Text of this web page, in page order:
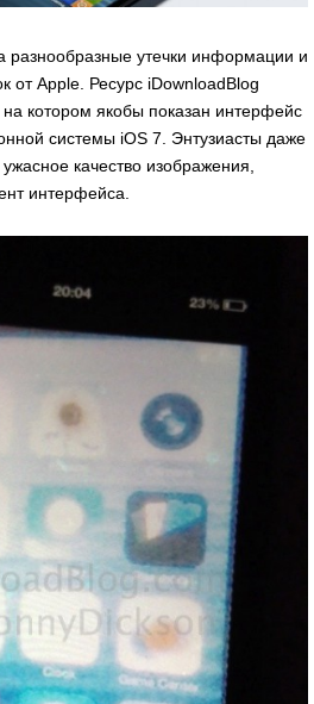
разнообразные утечки информации и
от Apple. Ресурс iDownloadBlog
котором якобы показан интерфейс
системы iOS 7. Энтузиасты даже
качество изображения,
интерфейса.